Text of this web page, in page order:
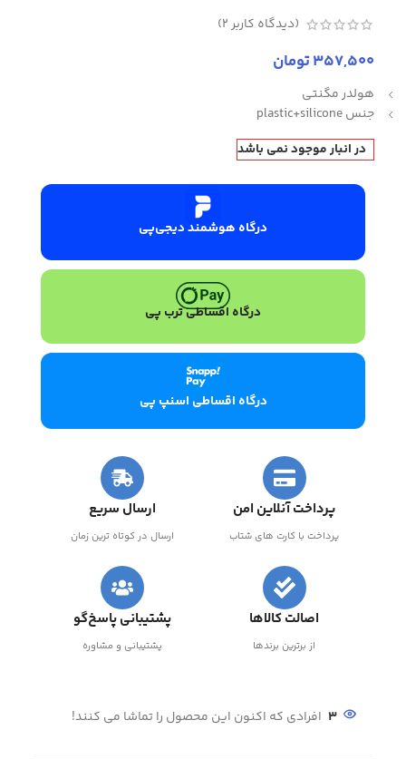
(دیدگاه کاربر2
)
357,500تومان
هولدر مگنتی
جنس plastic+silicone
در انبار موجود نمی باشد
درگاه هوشمند دیجی‌پی
درگاه اقساطی ترب پی
درگاه اقساطی اسنپ پی
پرداخت آنلاین امن
پرداخت با کارت های شتاب
ارسال سریع
ارسال در کوتاه ترین زمان
اصالت کالاها
از برترین برندها
پشتیبانی پاسخ‌گو
پشتیبانی و مشاوره
3 افرادی که اکنون این محصول را تماشا می کنند!